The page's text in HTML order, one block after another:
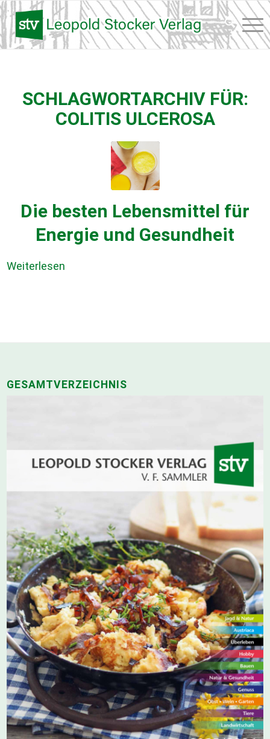
SCHLAGWORTARCHIV FÜR:
COLITIS ULCEROSA
Die besten Lebensmittel für
Energie und Gesundheit
Weiterlesen
GESAMTVERZEICHNIS